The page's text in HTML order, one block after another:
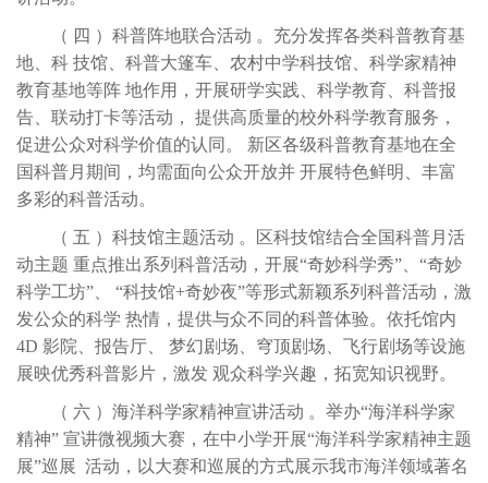
（ 四 ）科普阵地联合活动 。充分发挥各类科普教育基
地、科 技馆、科普大篷车、农村中学科技馆、科学家精神
教育基地等阵 地作用，开展研学实践、科学教育、科普报
告、联动打卡等活动，
提供高质量的校外科学教育服务，
促进公众对科学价值的认同。
新区各级科普教育基地在全
国科普月期间，均需面向公众开放并 开展特色鲜明、丰富
多彩的科普活动。
（ 五 ）科技馆主题活动 。区科技馆结合全国科普月活
动主题 重点推出系列科普活动，开展“奇妙科学秀”、“奇妙
科学工坊”、 “科技馆+奇妙夜”等形式新颖系列科普活动，激
发公众的科学 热情，提供与众不同的科普体验。依托馆内
4D 影院、报告厅、 梦幻剧场、穹顶剧场、飞行剧场等设施
展映优秀科普影片，激发 观众科学兴趣，拓宽知识视野。
（ 六 ）海洋科学家精神宣讲活动 。举办“海洋科学家
精神” 宣讲微视频大赛，在中小学开展“海洋科学家精神主题
展”巡展 活动，以大赛和巡展的方式展示我市海洋领域著名